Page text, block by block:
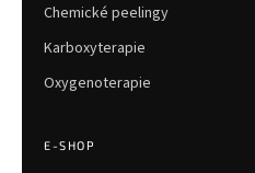
Chemické peelingy
Karboxyterapie
Oxygenoterapie
E-SHOP